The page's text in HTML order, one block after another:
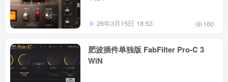
26年3月15日 18:53 160
肥波插件单独版 FabFilter Pro-C 3
WiN